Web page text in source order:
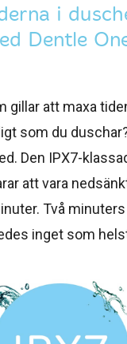
i
Dentle
gillar att maxa
som du
Den IPX7-
att vara
Två
inget som